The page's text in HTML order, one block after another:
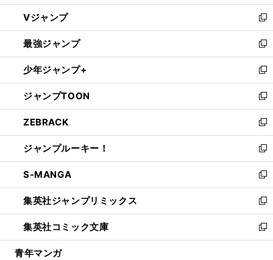
ウ
ィ
ン
ド
ウ
で
開
く
し
い
ウ
ィ
ン
ド
ウ
で
開
く
Vジャンプ
新
し
い
ウ
ィ
ン
ド
ウ
で
開
く
最強ジャンプ
新
し
い
ウ
ィ
ン
ド
ウ
で
開
く
少年ジャンプ+
新
し
い
ウ
ィ
ン
ド
ウ
で
開
く
ジャンプTOON
新
し
い
ウ
ィ
ン
ド
ウ
で
開
く
ZEBRACK
新
し
い
ウ
ィ
ン
ド
ウ
で
開
ジャンプルーキー！
新
し
い
ウ
ィ
ン
ド
ウ
S-MANGA
新
し
い
ウ
ィ
ン
集英社ジャンプリミックス
新
し
い
ウ
集英社コミック文庫
新
し
青年マンガ